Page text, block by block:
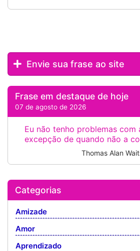
Envie sua frase ao site
Frase em destaque de hoje
07 de agosto de 2026
Eu não tenho problemas com
excepção de quando não a
Thomas Alan
Categorias
Amizade
Amor
Aprendizado